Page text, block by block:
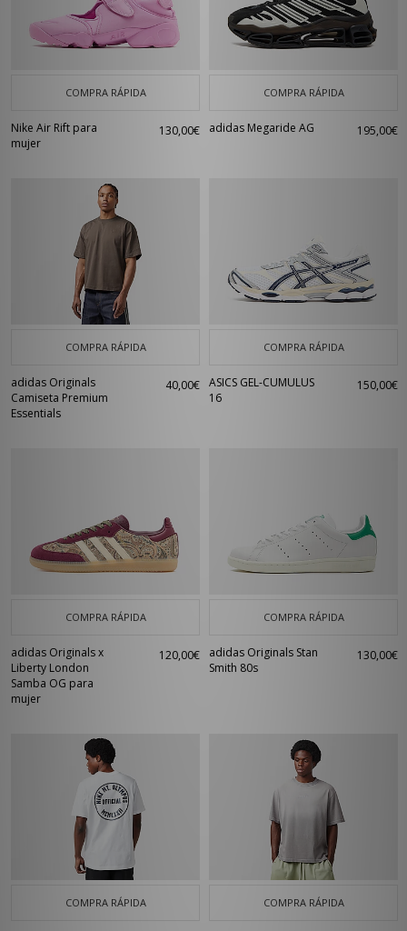
COMPRA RÁPIDA
Nike Air Rift para
mujer
130,00€
COMPRA RÁPIDA
adidas Megaride AG 195,00€
COMPRA RÁPIDA
adidas Originals
Camiseta Premium
Essentials
40,00€
COMPRA RÁPIDA
ASICS GEL-CUMULUS
16
150,00€
COMPRA RÁPIDA
adidas Originals x
Liberty London
Samba OG para
mujer
120,00€
COMPRA RÁPIDA
adidas Originals Stan
Smith 80s
130,00€
COMPRA RÁPIDA COMPRA RÁPIDA